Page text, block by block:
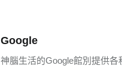
Google
神腦生活的Google館別提供